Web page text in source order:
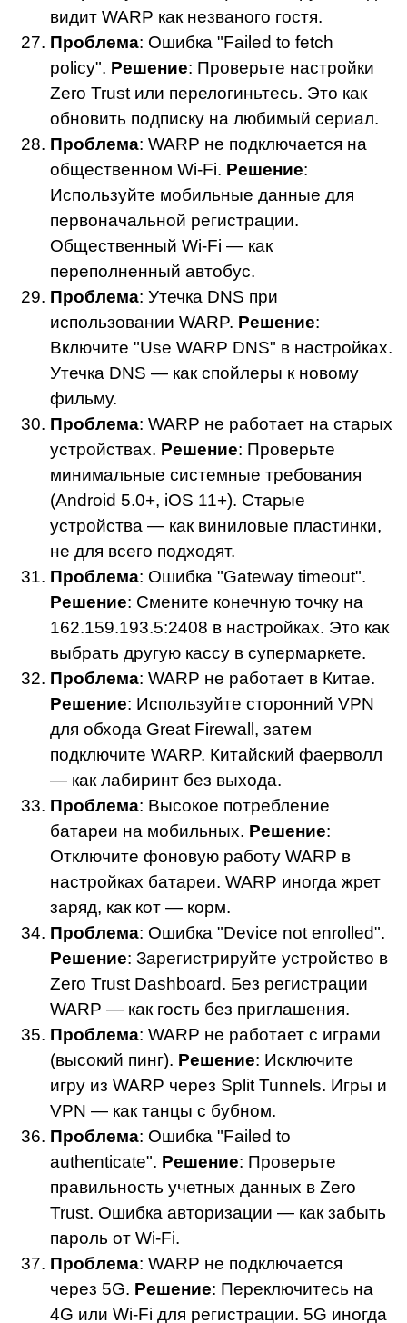
видит WARP как незваного гостя.
Проблема: Ошибка "Failed to fetch
policy". Решение: Проверьте настройки
Zero Trust или перелогиньтесь. Это как
обновить подписку на любимый сериал.
Проблема: WARP не подключается на
общественном Wi-Fi. Решение:
Используйте мобильные данные для
первоначальной регистрации.
Общественный Wi-Fi — как
переполненный автобус.
Проблема: Утечка DNS при
использовании WARP. Решение:
Включите "Use WARP DNS" в настройках.
Утечка DNS — как спойлеры к новому
фильму.
Проблема: WARP не работает на старых
устройствах. Решение: Проверьте
минимальные системные требования
(Android 5.0+, iOS 11+). Старые
устройства — как виниловые пластинки,
не для всего подходят.
Проблема: Ошибка "Gateway timeout".
Решение: Смените конечную точку на
162.159.193.5:2408 в настройках. Это как
выбрать другую кассу в супермаркете.
Проблема: WARP не работает в Китае.
Решение: Используйте сторонний VPN
для обхода Great Firewall, затем
подключите WARP. Китайский фаерволл
— как лабиринт без выхода.
Проблема: Высокое потребление
батареи на мобильных. Решение:
Отключите фоновую работу WARP в
настройках батареи. WARP иногда жрет
заряд, как кот — корм.
Проблема: Ошибка "Device not enrolled".
Решение: Зарегистрируйте устройство в
Zero Trust Dashboard. Без регистрации
WARP — как гость без приглашения.
Проблема: WARP не работает с играми
(высокий пинг). Решение: Исключите
игру из WARP через Split Tunnels. Игры и
VPN — как танцы с бубном.
Проблема: Ошибка "Failed to
authenticate". Решение: Проверьте
правильность учетных данных в Zero
Trust. Ошибка авторизации — как забыть
пароль от Wi-Fi.
Проблема: WARP не подключается
через 5G. Решение: Переключитесь на
4G или Wi-Fi для регистрации. 5G иногда